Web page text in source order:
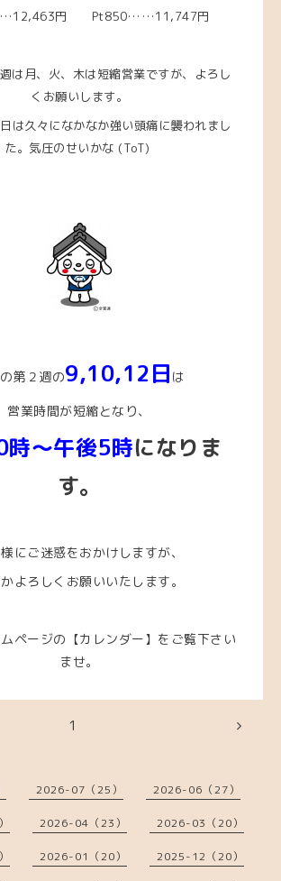
円 Pt850……11,747円
は月、火、木は短縮営業ですが、よろし
くお願いします。
は久々になかなか強い頭痛に襲われまし
た。気圧のせいかな (ToT)
第２週の9,10,12日 は
営業時間が短縮となり、
時～午後5時になりま
す。
にご迷惑をおかけしますが、
よろしくお願いいたします。
ページの【カレンダー】をご覧下さい
ませ。
1
2026-07（25） 2026-06（27）
2026-04（23） 2026-03（20）
2026-01（20） 2025-12（20）